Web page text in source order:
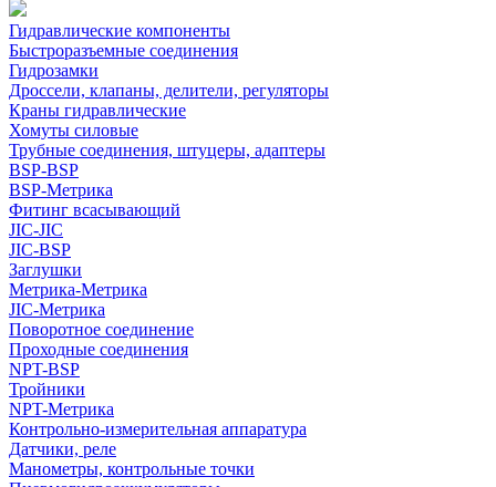
Гидравлические компоненты
Быстроразъемные соединения
Гидрозамки
Дроссели, клапаны, делители, регуляторы
Краны гидравлические
Хомуты силовые
Трубные соединения, штуцеры, адаптеры
BSP-BSP
BSP-Метрика
Фитинг всасывающий
JIC-JIC
JIC-BSP
Заглушки
Метрика-Метрика
JIC-Метрика
Поворотное соединение
Проходные соединения
NPT-BSP
Тройники
NPT-Метрика
Контрольно-измерительная аппаратура
Датчики, реле
Манометры, контрольные точки